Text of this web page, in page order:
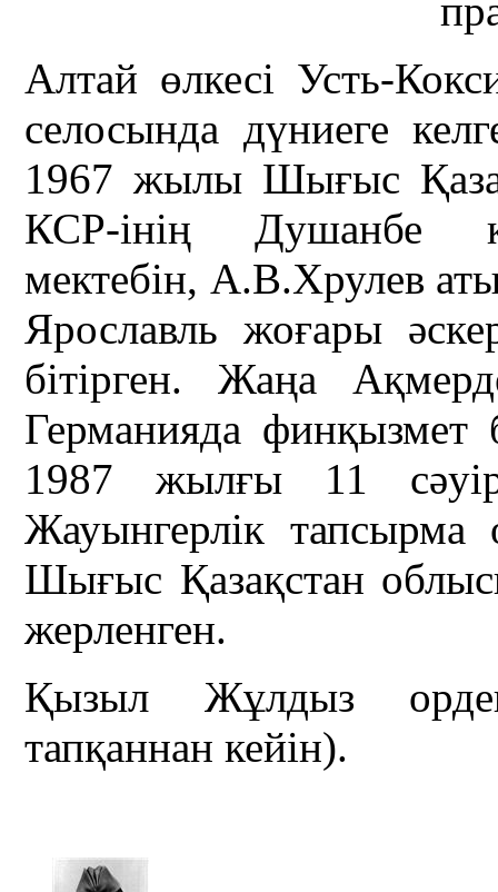
Алтай өлкесі Усть-
селосында дүниеге
1967 жылы Шығыс
КСР-інің Душанбе
мектебін, А.В.Хрулев
Ярославль жоғары
бітірген. Жаңа
Германияда финқызмет
1987 жылғы 11
Жауынгерлік тапсырма
Шығыс Қазақстан
жерленген.
Қызыл Жұлдыз
тапқаннан кейін).